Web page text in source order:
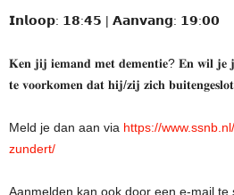
𝗜𝗻𝗹𝗼𝗼𝗽: 𝟭𝟴:𝟰𝟱 | 𝗔𝗮𝗻𝘃𝗮𝗻𝗴: 𝟭𝟵:𝟬𝟬
𝐊𝐞𝐧 𝐣𝐢𝐣 𝐢𝐞𝐦𝐚𝐧𝐝 𝐦𝐞𝐭 𝐝𝐞𝐦𝐞𝐧𝐭𝐢𝐞? 𝐄𝐧 𝐰𝐢𝐥 𝐣𝐞
𝐭𝐞 𝐯𝐨𝐨𝐫𝐤𝐨𝐦𝐞𝐧 𝐝𝐚𝐭 𝐡𝐢𝐣/𝐳𝐢𝐣 𝐳𝐢𝐜𝐡
Meld je dan aan via https://
zundert/
Aanmelden kan ook door een e-mail te